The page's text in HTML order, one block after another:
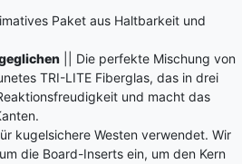
Paket aus Haltbarkeit und
|| Die perfekte Mischung von
TRI-LITE Fiberglas, das in drei
und macht das
kugelsichere Westen verwendet. Wir
die Board-Inserts ein, um den Kern